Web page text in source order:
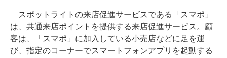
スポットライトの来店促進サービスである「スマポ」
は、共通来店ポイントを提供する来店促進サービス。顧
客は、「スマポ」に加入している小売店などに足を運
び、指定のコーナーでスマートフォンアプリを起動する